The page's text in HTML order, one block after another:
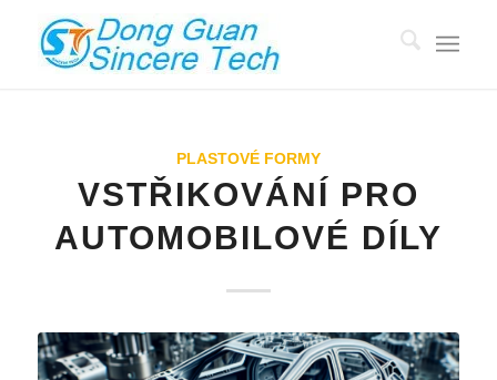
PLASTOVÉ FORMY
VSTŘIKOVÁNÍ PRO
AUTOMOBILOVÉ DÍLY